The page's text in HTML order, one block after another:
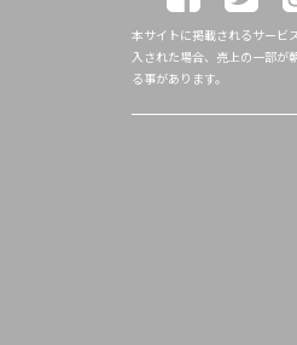
本サイトに掲載されるサービ
入された場合、売上の一部が
る事があります。